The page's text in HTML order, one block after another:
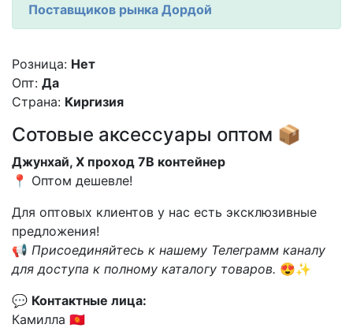
Поставщиков рынка Дордой
Розница: Нет
Опт: Да
Страна: Киргизия
Сотовые аксессуары оптом 📦
Джунхай, X проход 7В контейнер
📍 Оптом дешевле!
Для оптовых клиентов у нас есть эксклюзивные
предложения!
📢 Присоединяйтесь к нашему Телеграмм каналу
для доступа к полному каталогу товаров. 😍✨
💬 Контактные лица:
Камилла 🇰🇬